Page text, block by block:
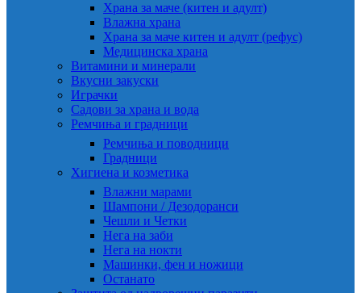
Храна за маче (китен и адулт)
Влажна храна
Храна за маче китен и адулт (рефус)
Медицинска храна
Витамини и минерали
Вкусни закуски
Играчки
Садови за храна и вода
Ремчиња и градници
Ремчиња и поводници
Градници
Хигиена и козметика
Влажни марами
Шампони / Дезодоранси
Чешли и Четки
Нега на заби
Нега на нокти
Машинки, фен и ножици
Останато